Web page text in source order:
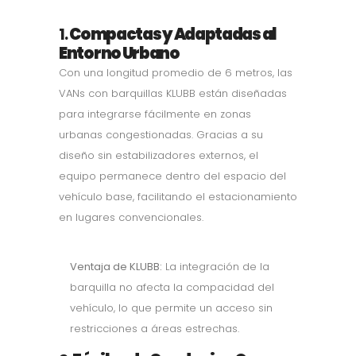
1.Compactas y Adaptadas al
Entorno Urbano
Con una longitud promedio de 6 metros, las
VANs con barquillas KLUBB están diseñadas
para integrarse fácilmente en zonas
urbanas congestionadas. Gracias a su
diseño sin estabilizadores externos, el
equipo permanece dentro del espacio del
vehículo base, facilitando el estacionamiento
en lugares convencionales.
Ventaja de KLUBB: La integración de la
barquilla no afecta la compacidad del
vehículo, lo que permite un acceso sin
restricciones a áreas estrechas.